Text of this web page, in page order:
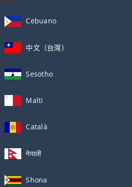
Cebuano
中文（台灣）
Sesotho
Malti
Català
नेपाली
Shona